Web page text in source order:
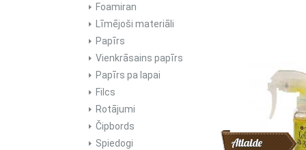
Foamiran
Līmējoši materiāli
Papīrs
Vienkrāsains papīrs
Papīrs pa lapai
Filcs
Rotājumi
Čipbords
Spiedogi
Atlaide